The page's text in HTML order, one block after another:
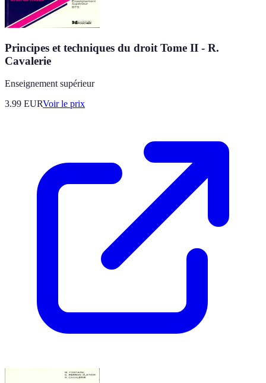
Principes et techniques du droit Tome II - R.
Cavalerie
Enseignement supérieur
3.99 EURVoir le prix